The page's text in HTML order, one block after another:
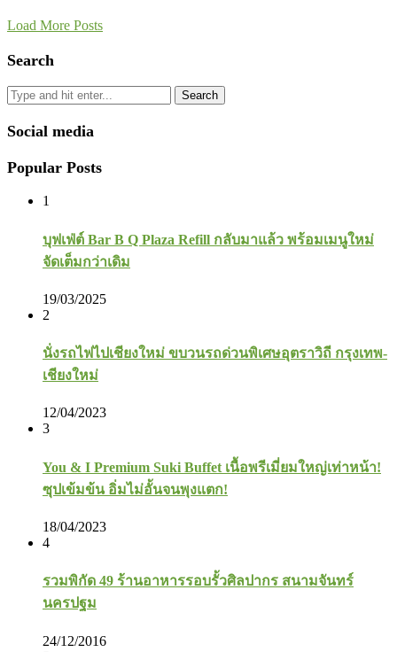
Load More Posts
Search
Search
Social media
Popular Posts
1
บุฟเฟ่ต์ Bar B Q Plaza Refill กลับมาแล้ว พร้อมเมนูใหม่
จัดเต็มกว่าเดิม
19/03/2025
2
นั่งรถไฟไปเชียงใหม่ ขบวนรถด่วนพิเศษอุตราวิถี กรุงเทพ-
เชียงใหม่
12/04/2023
3
You & I Premium Suki Buffet เนื้อพรีเมี่ยมใหญ่เท่าหน้า!
ซุปเข้มข้น อิ่มไม่อั้นจนพุงแตก!
18/04/2023
4
รวมพิกัด 49 ร้านอาหารรอบรั้วศิลปากร สนามจันทร์
นครปฐม
24/12/2016